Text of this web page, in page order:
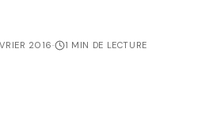
2016· 1 MIN DE LECTURE